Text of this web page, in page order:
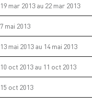
19 mar 2013 au 22 mar 2013
7 mai 2013
13 mai 2013 au 14 mai 2013
10 oct 2013 au 11 oct 2013
15 oct 2013